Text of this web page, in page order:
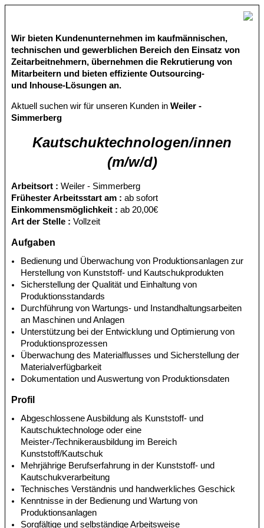
Wir bieten Kundenunternehmen im kaufmännischen,
technischen und gewerblichen Bereich den Einsatz von
Zeitarbeitnehmern, übernehmen die Rekrutierung von
Mitarbeitern und bieten effiziente Outsourcing-
und Inhouse-Lösungen an.
Aktuell suchen wir für unseren Kunden in Weiler -
Simmerberg
Kautschuktechnologen/innen
(m/w/d)
Arbeitsort : Weiler - Simmerberg
Frühester Arbeitsstart am : ab sofort
Einkommensmöglichkeit : ab 20,00€
Art der Stelle : Vollzeit
Aufgaben
Bedienung und Überwachung von Produktionsanlagen zur
Herstellung von Kunststoff- und Kautschukprodukten
Sicherstellung der Qualität und Einhaltung von
Produktionsstandards
Durchführung von Wartungs- und Instandhaltungsarbeiten
an Maschinen und Anlagen
Unterstützung bei der Entwicklung und Optimierung von
Produktionsprozessen
Überwachung des Materialflusses und Sicherstellung der
Materialverfügbarkeit
Dokumentation und Auswertung von Produktionsdaten
Profil
Abgeschlossene Ausbildung als Kunststoff- und
Kautschuktechnologe oder eine
Meister-/Technikerausbildung im Bereich
Kunststoff/Kautschuk
Mehrjährige Berufserfahrung in der Kunststoff- und
Kautschukverarbeitung
Technisches Verständnis und handwerkliches Geschick
Kenntnisse in der Bedienung und Wartung von
Produktionsanlagen
Sorgfältige und selbständige Arbeitsweise